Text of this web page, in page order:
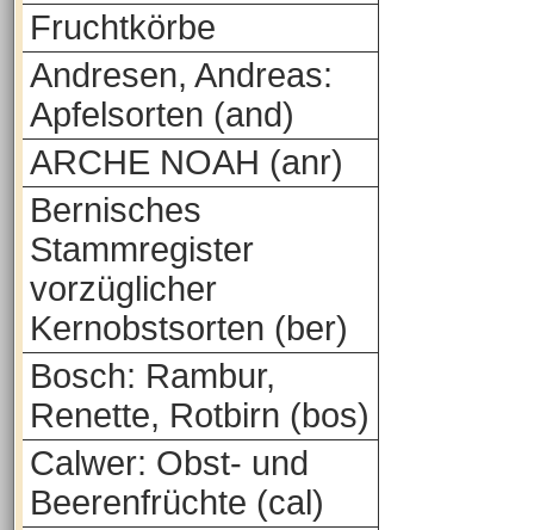
Fruchtkörbe
Andresen, Andreas:
Apfelsorten (and)
ARCHE NOAH (anr)
Bernisches
Stammregister
vorzüglicher
Kernobstsorten (ber)
Bosch: Rambur,
Renette, Rotbirn (bos)
Calwer: Obst- und
Beerenfrüchte (cal)